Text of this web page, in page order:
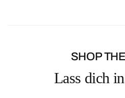
SHOP
Lass dich